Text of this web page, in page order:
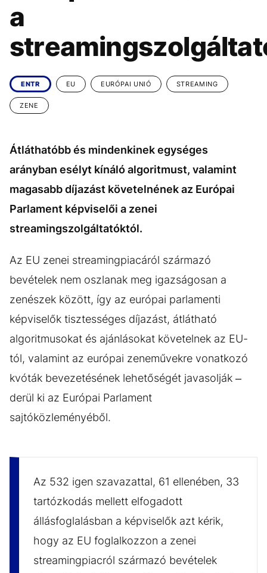
ÉLETMÓD
BESZÉLGETÉSEK ARCOK
VIDEÓ TÖRTÉNETEK
GASZTRO
a
ENTR EU EURÓPAI UNIÓ STREAMING
ZENE
Átláthatóbb és mindenkinek egységes
arányban esélyt kínáló algoritmust, valamint
magasabb díjazást követelnének az Európai
Parlament képviselői a zenei
streamingszolgáltatóktól.
Az EU zenei streamingpiacáról származó
bevételek nem oszlanak meg igazságosan a
zenészek között, így az európai parlamenti
képviselők tisztességes díjazást, átlátható
algoritmusokat és ajánlásokat követelnek az EU-
tól, valamint az európai zeneművekre vonatkozó
kvóták bevezetésének lehetőségét javasolják –
derül ki az Európai Parlament
sajtóközleményéből.
Az 532 igen szavazattal, 61 ellenében, 33
tartózkodás mellett elfogadott
állásfoglalásban a képviselők azt kérik,
hogy az EU foglalkozzon a zenei
streamingpiacról származó bevételek